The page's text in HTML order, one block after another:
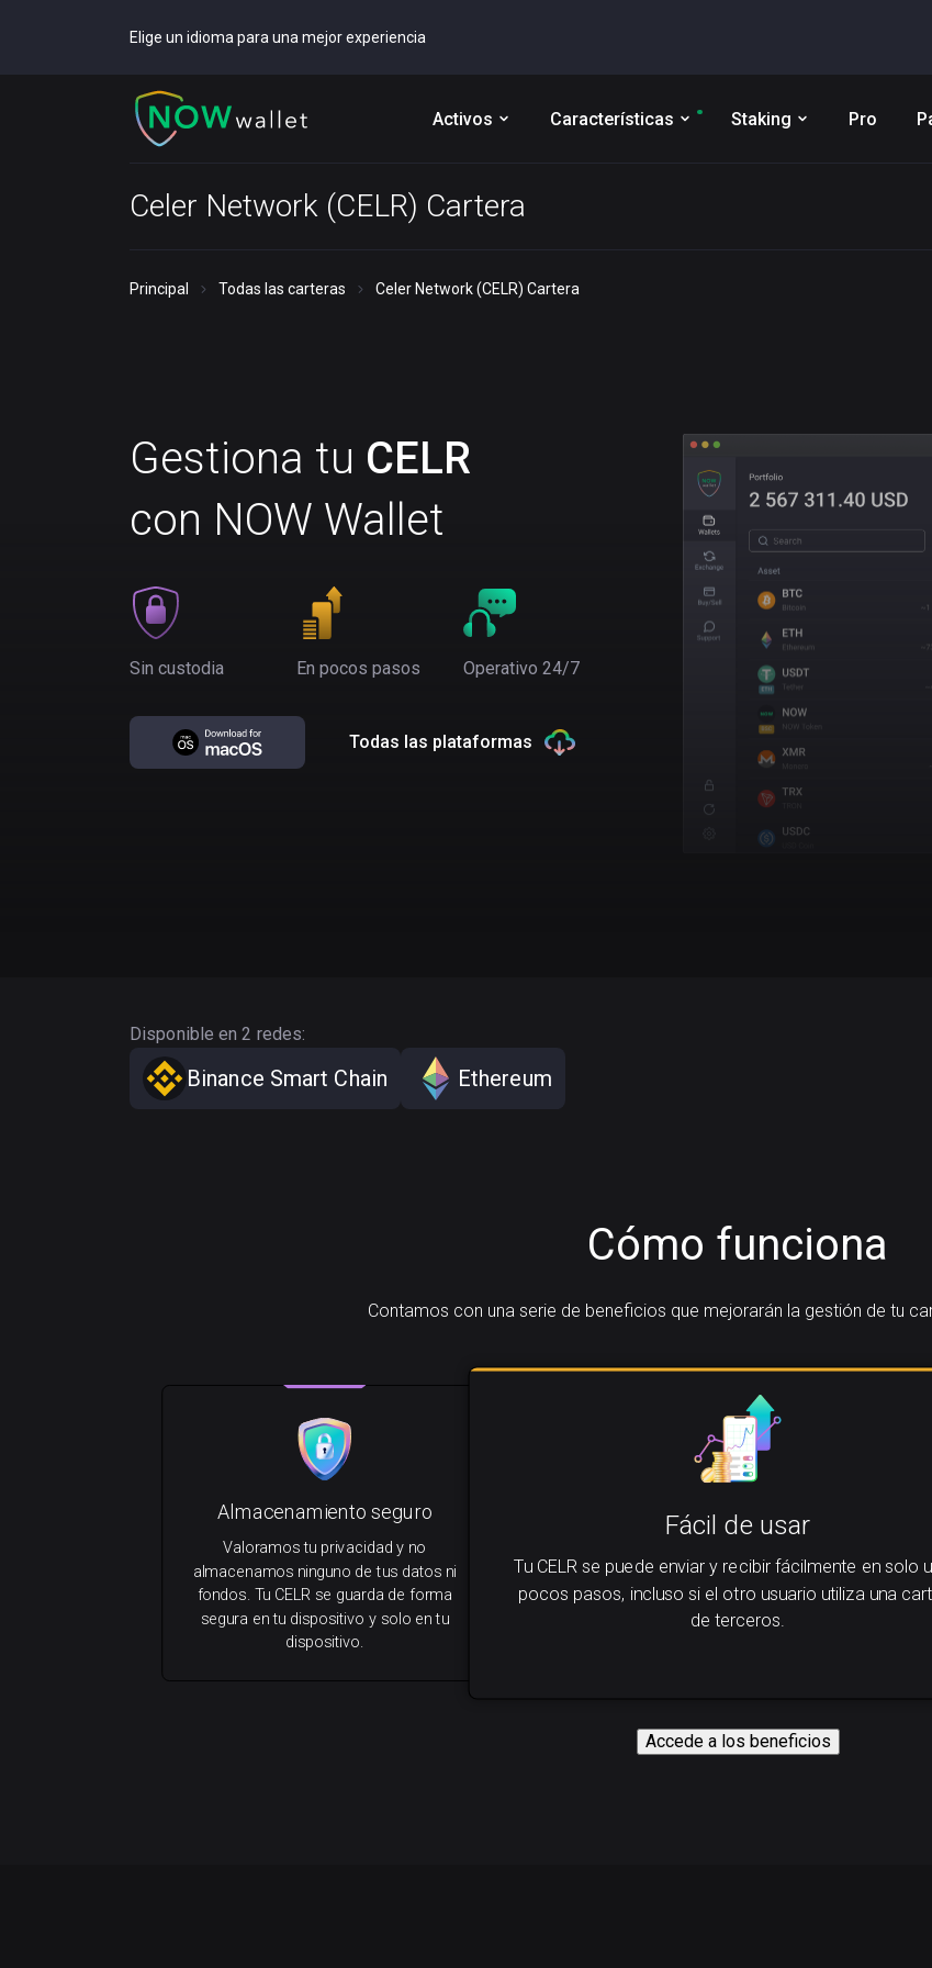
Elige un idioma para una mejor experiencia
Activos Características Staking Pro
Celer Network (CELR) Cartera
Principal Todas las carteras Celer Network (CELR) Cartera
Gestiona tu CELR
con NOW Wallet
Sin custodia En pocos pasos Operativo 24/7
Todas las plataformas
Disponible en 2 redes:
Binance Smart Chain Ethereum
Cómo funciona
Contamos con una serie de beneficios que mejorarán la gestión de tu
Fácil de usar
Tu CELR se puede enviar y recibir fácilmente en solo
pocos pasos, incluso si el otro usuario utiliza una
de terceros.
Almacenamiento seguro
Valoramos tu privacidad y no
almacenamos ninguno de tus datos ni
fondos. Tu CELR se guarda de forma
segura en tu dispositivo y solo en tu
dispositivo.
Accede a los beneficios